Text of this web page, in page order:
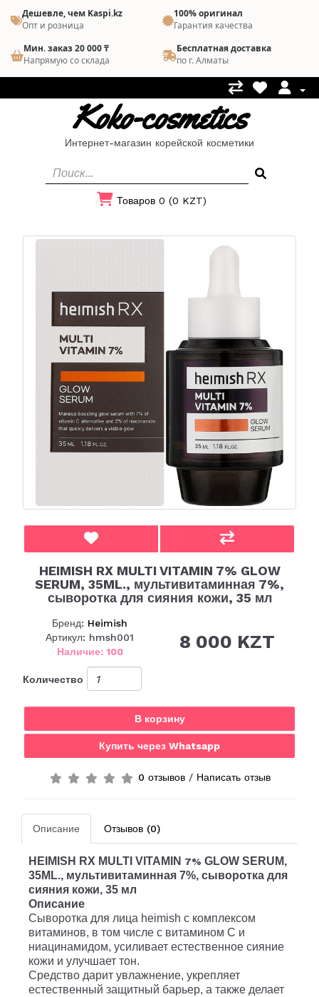
Дешевле, чем Kaspi.kz
Опт и розница
100% оригинал
Гарантия качества
Мин. заказ 20 000 ₸
Напрямую со склада
Бесплатная доставка
по г. Алматы
Koko-cosmetics
Интернет-магазин корейской косметики
Товаров 0 (0 KZT)
HEIMISH RX MULTI VITAMIN 7% GLOW
SERUM, 35ML., мультивитаминная 7%,
сыворотка для сияния кожи, 35 мл
Бренд: Heimish
Артикул: hmsh001
Наличие: 100
8 000 KZT
Количество
В корзину
Купить через Whatsapp
0 отзывов/ Написать отзыв
Описание Отзывов (0)
HEIMISH RX MULTI VITAMIN 7% GLOW SERUM,
35ML., мультивитаминная 7%, сыворотка для
сияния кожи, 35 мл
Описание
Сыворотка для лица heimish с комплексом
витаминов, в том числе с витамином C и
ниацинамидом, усиливает естественное сияние
кожи и улучшает тон.
Средство дарит увлажнение, укрепляет
естественный защитный барьер, а также делает